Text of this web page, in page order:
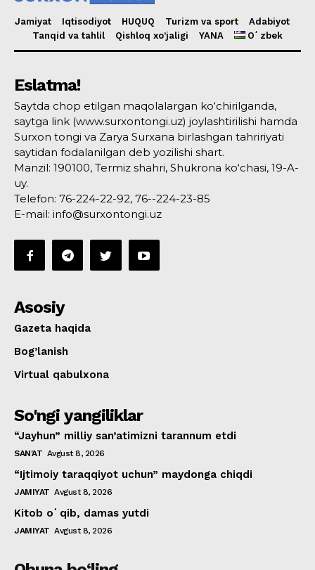
Jamiyat Iqtisodiyot HUQUQ Turizm va sport
Adabiyot
Tanqid va tahlil
Qishloq xo’jaligi YANA Oʻzbek
Eslatma!
Saytda chop etilgan maqolalargan ko‘chirilganda,
saytga link (www.surxontongi.uz) joylashtirilishi hamda
Surxon tongi va Zarya Surxana birlashgan tahririyati
saytidan fodalanilgan deb yozilishi shart.
Manzil: 190100, Termiz shahri, Shukrona ko‘chasi, 19-A-
uy.
Telefon: 76-224-22-92, 76--224-23-85
E-mail: info@surxontongi.uz
Asosiy
Gazeta haqida
Bog’lanish
Virtual qabulxona
So'ngi yangiliklar
“Jayhun” milliy san’atimizni tarannum etdi
SAN'AT Avgust 8, 2026
“Ijtimoiy taraqqiyot uchun” maydonga chiqdi
JAMIYAT Avgust 8, 2026
Kitob oʻqib, damas yutdi
JAMIYAT Avgust 8, 2026